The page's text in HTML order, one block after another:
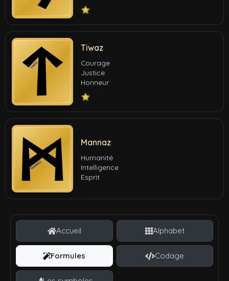
Tiwaz
Courage
Justice
Honneur
Mannaz
Humanité
Intelligence
Esprit
Accueil Alphabet
Formules Codage